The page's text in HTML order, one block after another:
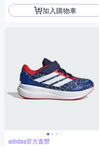
加入購物車
adidas官方直營